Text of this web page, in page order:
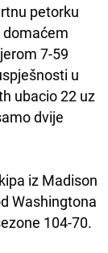
petorku
domaćem
7-59
u
ubacio 22 uz
dvije
iz Madison
Washingtona
104-70.